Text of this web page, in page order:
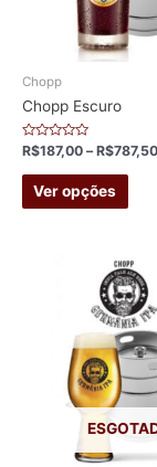
on
Chopp
Chopp Escuro
Avaliação
de
R$187,00 –R$787,50
Ver opções
This
The
may
be
on